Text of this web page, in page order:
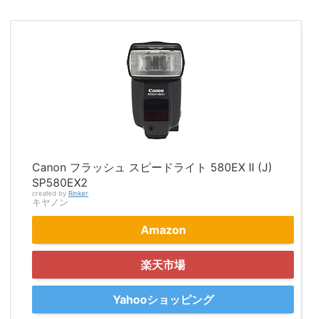
Canon フラッシュ スピードライト 580EX II (J)
SP580EX2
created by Rinker
キヤノン
Amazon
楽天市場
Yahooショッピング